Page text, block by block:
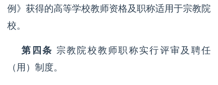
例》获得的高等学校教师资格及职称适用于宗教院
校。
第四条 宗教院校教师职称实行评审及聘任
（用）制度。